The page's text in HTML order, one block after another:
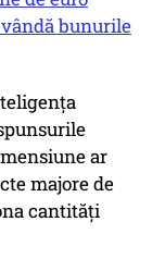
vândă bunurile
ar
majore de
cantități